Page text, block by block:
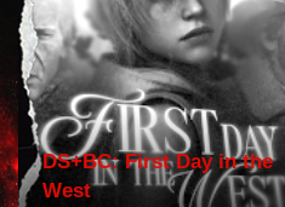
DS+BC: First Day in the
West